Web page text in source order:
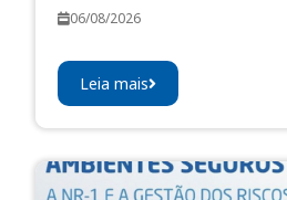
06/08/2026
Leia mais